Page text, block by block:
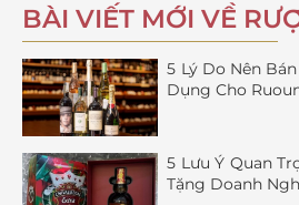
BÀI VIẾT MỚI VỀ
5 Lý Do Nên
Dụng Cho
5 Lưu Ý Quan
Tặng Doanh